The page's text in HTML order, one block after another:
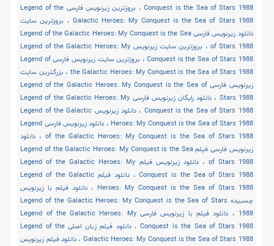
Conquest is the Sea of Stars 1988،
بروزترین زیرنویس فارسی Legend of the
Galactic Heroes: My Conquest is the Sea of Stars 1988 ، بروزترین سایت
دانلود زیرنویس فارسی Legend of the Galactic Heroes: My Conquest is the Sea
of Stars 1988،
بروزترین سایت زیرنویس Legend of the Galactic Heroes: My
Conquest is the Sea of Stars 1988،
بروزترین سایت زیرنویس فارسی Legend of
the Galactic Heroes: My Conquest is the Sea of Stars 1988 ، بزرگترین سایت
زیرنویس فارسی Legend of the Galactic Heroes: My Conquest is the Sea of
Stars 1988 ،
دانلود رایگان زیرنویس فارسی Legend of the Galactic Heroes: My
Conquest is the Sea of Stars 1988 ،
دانلود زیرنویس Legend of the Galactic
Heroes: My Conquest is the Sea of Stars 1988 ،
دانلود زیرنویس فارسی Legend
of the Galactic Heroes: My Conquest is the Sea of Stars 1988، دانلود
زیرنویس فارسی فیلم Legend of the Galactic Heroes: My Conquest is the Sea
of Stars 1988 ،
دانلود زیرنویس فیلم Legend of the Galactic Heroes: My
Conquest is the Sea of Stars 1988،
دانلود فیلم Legend of the Galactic
Heroes: My Conquest is the Sea of Stars 1988 ، دانلود فیلم با زیرنویس
چسبیده Legend of the Galactic Heroes: My Conquest is the Sea of Stars
1988 ،
دانلود فیلم با زیرنویس فارسی Legend of the Galactic Heroes: My
Conquest is the Sea of Stars 1988،
دانلود فیلم زبان اصلی Legend of the
Galactic Heroes: My Conquest is the Sea of Stars 1988 ،دانلود فیلم زیرنویس